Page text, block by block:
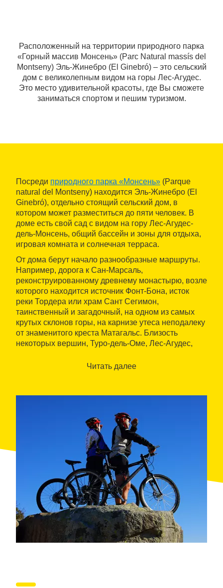
Расположенный на территории природного парка
«Горный массив Монсень» (Parc Natural massís del
Montseny) Эль-Жинебро (El Ginebró) ‒ это сельский
дом с великолепным видом на горы Лес-Агудес.
Это место удивительной красоты, где Вы сможете
заниматься спортом и пешим туризмом.
Посреди природного парка «Монсень» (Parque
natural del Montseny) находится Эль-Жинебро (El
Ginebró), отдельно стоящий сельский дом, в
котором может разместиться до пяти человек. В
доме есть свой сад с видом на гору Лес-Агудес-
дель-Монсень, общий бассейн и зоны для отдыха,
игровая комната и солнечная терраса.
От дома берут начало разнообразные маршруты.
Например, дорога к Сан-Марсаль,
реконструированному древнему монастырю, возле
которого находится источник Фонт-Бона, исток
реки Тордера или храм Сант Сегимон,
таинственный и загадочный, на одном из самых
крутых склонов горы, на карнизе утеса неподалеку
от знаменитого креста Матагальс. Близость
некоторых вершин, Туро-дель-Оме, Лес-Агудес,
скалолазании и освоить маршруты для горного
Читать далее